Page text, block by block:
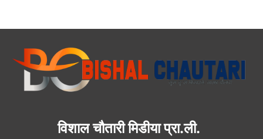
विशाल चौतारी मिडीया प्रा.ली.